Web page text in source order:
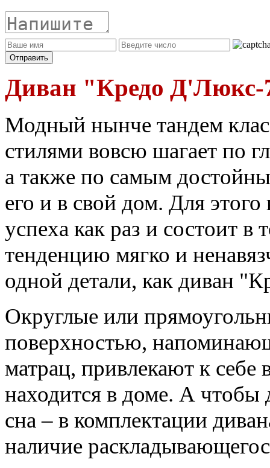
Диван "Кредо
Модный нынче тандем
стилями вовсю шагает по
а также по самым
его и в свой дом. Для
успеха как раз и состоит
тенденцию мягко и
одной детали, как диван
Округлые или
поверхностью,
матрац, привлекают к
находится в доме. А чтобы
сна – в комплектации
наличие